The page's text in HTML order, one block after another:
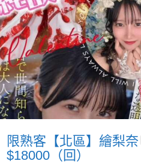
限熟客【北區】繪梨奈
$18000（回）